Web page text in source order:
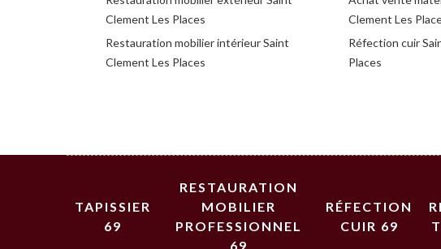
Clement Les Places
Restauration mobilier intérieur Saint
Clement Les Places
Clement Les
Réfection cuir
Places
TAPISSIER
69
RESTAURATION
MOBILIER
PROFESSIONNEL
69
RÉFECTION
CUIR 69